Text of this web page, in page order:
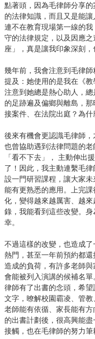
點著頭，因為毛律師分享
的法律知識，而且又是能
連不在教育現場第一線的
守的法律規定，以及因應
座」，真是讓我印象深刻，
幾年前，我會注意到毛律
提及：她使用的是我在《
注意到她總是熱心助人，
的足跡遍及偏鄉與離島，
接案件、在法院出庭？為什
後來有機會更認識毛律師
也曾協助遇到法律問題的
「看不下去」， 主動伸出
了！因此，我主動連繫毛
設一門研習課程，讓大家
能有更熟悉的應用。上完
化，變得越來越厲害、越
錄，我能看到這些改變。
幸。
不過這樣的改變，也造成
熱門，甚至一年前預約都
造成的負荷，有許多老師
會能被列入演講的候補名
律師有了出書的念頭，希
文字，暸解校園霸凌、管
老師能有依循、家長能有
的出書計劃後，很高興能
接觸，也在毛律師的努力筆